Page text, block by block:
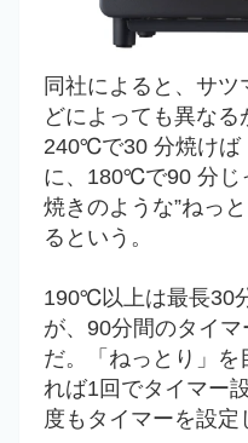
同社によると、サ
どによっても異なる
240℃で30 分焼けば
に、180℃で90 分じ
焼きのような”ねっ
るという。
190℃以上は最長30
が、90分間のタイ
だ。「ねっとり」
れば1回でタイマー
度もタイマーを設定